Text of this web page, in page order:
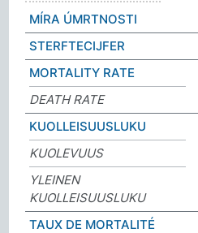
MÍRA ÚMRTNOSTI
STERFTECIJFER
MORTALITY RATE
DEATH RATE
KUOLLEISUUSLUKU
KUOLEVUUS
YLEINEN
KUOLLEISUUSLUKU
TAUX DE MORTALITÉ